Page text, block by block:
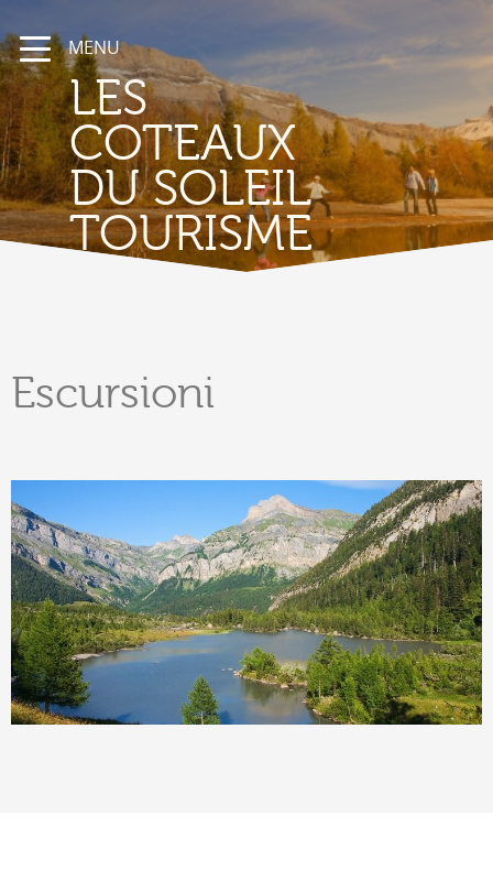
MENU
LES
COTEAUX
DU SOLEIL
TOURISME
Escursioni